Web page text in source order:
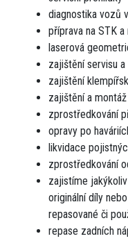
diagnostika vozů
příprava na STK
laserová
zajištění servisu
zajištění
zajištění a montáž
zprostředkování
opravy po
likvidace
zprostředkování
zajistíme
originální díly
repasované či
repase zadních